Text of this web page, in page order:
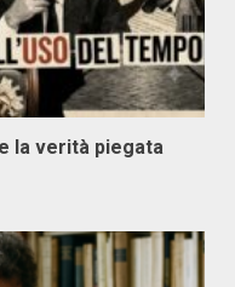
la verità piegata